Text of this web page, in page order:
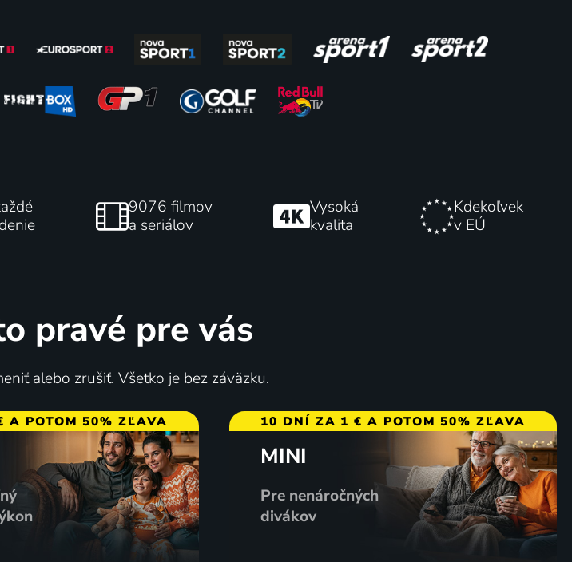
9076 filmov
a seriálov
Vysoká
kvalita
Kdekoľvek
v EÚ
pravé pre vás
alebo zrušiť. Všetko je bez záväzku.
A POTOM 50% ZĽAVA 10 DNÍ ZA 1 € A POTOM 50% ZĽAVA
MINI
Pre nenáročných
divákov